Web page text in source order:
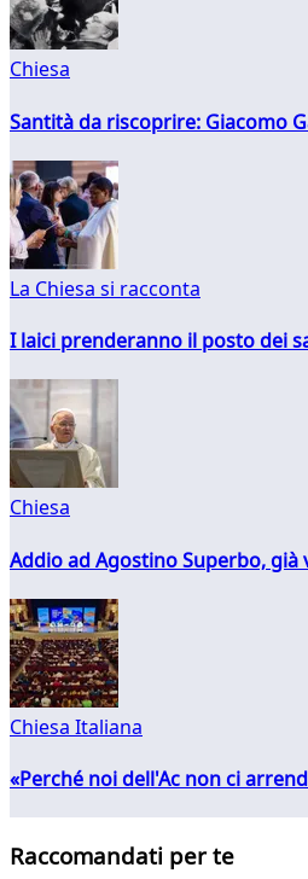
Chiesa
Santità da riscoprire: Giacomo
La Chiesa si racconta
I laici prenderanno il posto dei
Chiesa
Addio ad Agostino Superbo, già
Chiesa Italiana
«Perché noi dell'Ac non ci
Raccomandati per te